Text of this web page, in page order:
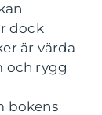
dock
är värda
och rygg
bokens